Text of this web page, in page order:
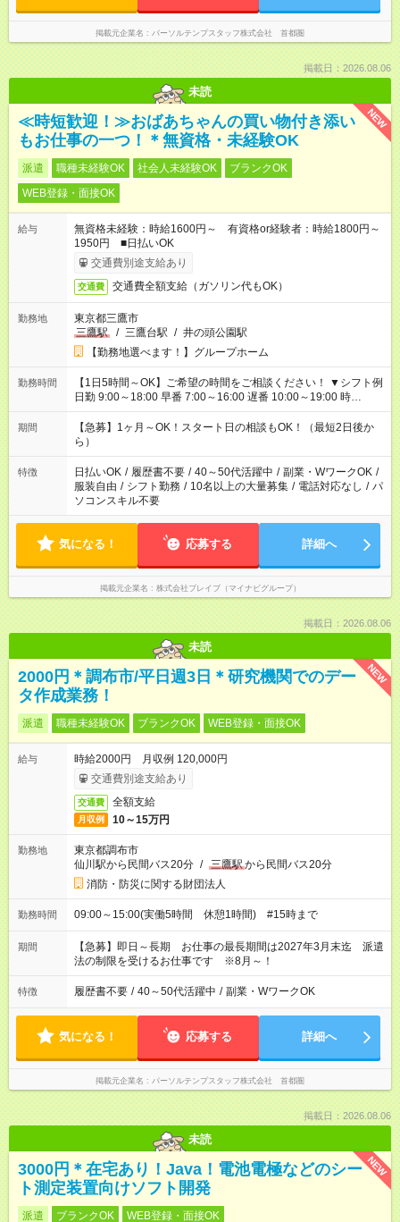
掲載元企業名 パーソルテンプスタッフ株式会社 首都圏
掲載日：2026.08.06
未読
NEW
≪時短歓迎！≫おばあちゃんの買い物付き添い
もお仕事の一つ！＊無資格・未経験OK
派遣 職種未経験OK 社会人未経験OK
ブランクOK
WEB登録・面接OK
給与
無資格未経験：時給1600円～ 有資格or経験者：時給1800円～
1950円 ■日払いOK
交通費別途支給あり
交通費 交通費全額支給（ガソリン代もOK）
勤務地
東京都三鷹市
三鷹駅
/ 三鷹台駅 / 井の頭公園駅
【勤務地選べます！】グループホーム
勤務時間
【1日5時間～OK】ご希望の時間をご相談ください！ ▼シフト例
日勤 9:00～18:00 早番 7:00～16:00 遅番 10:00～19:00 時
短 10:00～15:00 上記はあくまで一例です。 「夕方までには帰宅
しておきたい」 「朝はゆっくりのスタートがいい」 「お昼の時
間を有効に使いたい」 など、ご希望があれば教えてください
ね。
期間
【急募】1ヶ月～OK！スタート日の相談もOK！（最短2日後か
ら）
特徴 日払いOK / 履歴書不要 / 40～50代活躍中 / 副業・WワークOK /
服装自由 / シフト勤務 / 10名以上の大量募集 / 電話対応なし / パ
ソコンスキル不要
気になる！ 応募する 詳細へ
掲載元企業名 株式会社ブレイブ（マイナビグループ）
掲載日：2026.08.06
未読
NEW
2000円＊調布市/平日週3日＊研究機関でのデー
タ作成業務！
派遣 職種未経験OK ブランクOK WEB登録・面接OK
給与
時給2000円 月収例 120,000円
交通費別途支給あり
交通費 全額支給
月収例 10～15万円
勤務地
東京都調布市
仙川駅から民間バス20分 / 三鷹駅から民間バス20分
消防・防災に関する財団法人
勤務時間 09:00～15:00(実働5時間 休憩1時間) #15時まで
期間
【急募】即日～長期 お仕事の最長期間は2027年3月末迄 派遣
法の制限を受けるお仕事です ※8月～！
特徴 履歴書不要 / 40～50代活躍中 / 副業・WワークOK
気になる！ 応募する 詳細へ
掲載元企業名 パーソルテンプスタッフ株式会社 首都圏
掲載日：2026.08.06
未読
NEW
3000円＊在宅あり！Java！電池電極などのシー
ト測定装置向けソフト開発
派遣 ブランクOK WEB登録・面接OK